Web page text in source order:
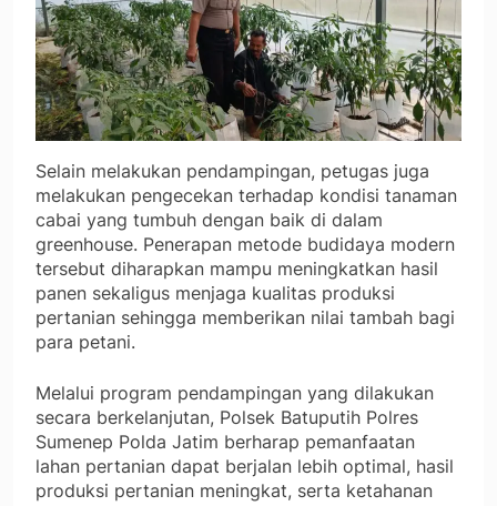
Selain melakukan pendampingan, petugas juga
melakukan pengecekan terhadap kondisi tanaman
cabai yang tumbuh dengan baik di dalam
greenhouse. Penerapan metode budidaya modern
tersebut diharapkan mampu meningkatkan hasil
panen sekaligus menjaga kualitas produksi
pertanian sehingga memberikan nilai tambah bagi
para petani.
Melalui program pendampingan yang dilakukan
secara berkelanjutan, Polsek Batuputih Polres
Sumenep Polda Jatim berharap pemanfaatan
lahan pertanian dapat berjalan lebih optimal, hasil
produksi pertanian meningkat, serta ketahanan